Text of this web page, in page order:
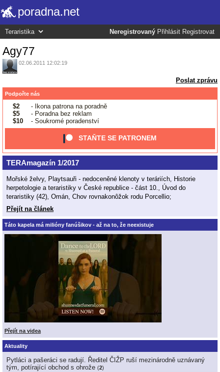
poradna.net
Neregistrovaný Přihlásit Registrovat
Agy77
02.06.2011 12:02:19
Poslat zprávu
Podpořte nás
$2
- Ikona patrona na poradně
$5
- Poradna bez reklam
$10
- Soukromé poradenství
STAŇTE SE PATRONEM
TERAmagazín 1/2017
Mořské želvy, Playtsauři - nedoceněné klenoty v teráriích, Historie
herpetologie a teraristiky v České republice - část 10., Úvod do
teraristiky (42), Omán, Chov rovnakonôžok rodu Porcellio;
Přejít na článek
Táto kapela má milióny fanúšikov - až na to, že neexistuje
Přejít na videa
Aktuality
Pytláci a pašeráci se radují. Ředitel ČIŽP ruší mezinárodně uznávaný
tým, potírající obchod s ohrože (2)